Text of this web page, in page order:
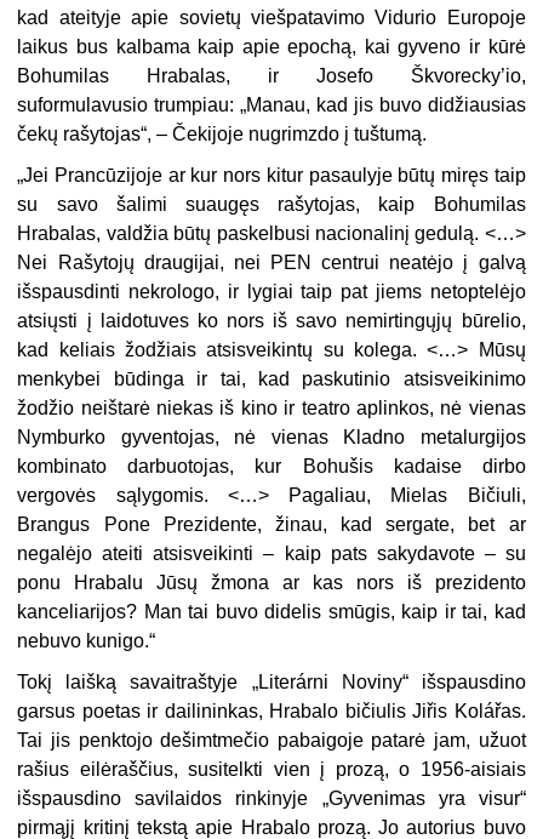
kad ateityje apie sovietų viešpatavimo Vidurio Europoje
laikus bus kalbama kaip apie epochą, kai gyveno ir kūrė
Bohumilas Hrabalas, ir Josefo Škvorecky’io,
suformulavusio trumpiau: „Manau, kad jis buvo didžiausias
čekų rašytojas“, – Čekijoje nugrimzdo į tuštumą.
„Jei Prancūzijoje ar kur nors kitur pasaulyje būtų miręs taip
su savo šalimi suaugęs rašytojas, kaip Bohumilas
Hrabalas, valdžia būtų paskelbusi nacionalinį gedulą. <…>
Nei Rašytojų draugijai, nei PEN centrui neatėjo į galvą
išspausdinti nekrologo, ir lygiai taip pat jiems netoptelėjo
atsiųsti į laidotuves ko nors iš savo nemirtingųjų būrelio,
kad keliais žodžiais atsisveikintų su kolega. <…> Mūsų
menkybei būdinga ir tai, kad paskutinio atsisveikinimo
žodžio neištarė niekas iš kino ir teatro aplinkos, nė vienas
Nymburko gyventojas, nė vienas Kladno metalurgijos
kombinato darbuotojas, kur Bohušis kadaise dirbo
vergovės sąlygomis. <…> Pagaliau, Mielas Bičiuli,
Brangus Pone Prezidente, žinau, kad sergate, bet ar
negalėjo ateiti atsisveikinti – kaip pats sakydavote – su
ponu Hrabalu Jūsų žmona ar kas nors iš prezidento
kanceliarijos? Man tai buvo didelis smūgis, kaip ir tai, kad
nebuvo kunigo.“
Tokį laišką savaitraštyje „Literárni Noviny“ išspausdino
garsus poetas ir dailininkas, Hrabalo bičiulis Jiřis Kolářas.
Tai jis penktojo dešimtmečio pabaigoje patarė jam, užuot
rašius eilėraščius, susitelkti vien į prozą, o 1956-aisiais
išspausdino savilaidos rinkinyje „Gyvenimas yra visur“
pirmąjį kritinį tekstą apie Hrabalo prozą. Jo autorius buvo